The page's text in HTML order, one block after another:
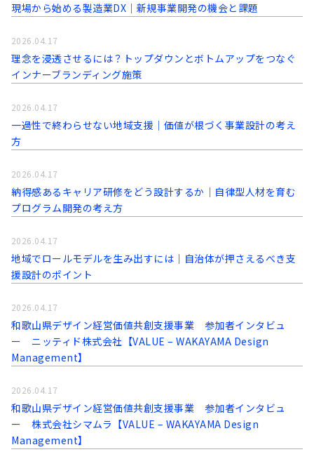
現場から始める製造業DX｜新規事業開発の機会と課題
理念を浸透させるには？トップダウンとボトムアップをつなぐ
インナーブランディング施策
2026.04.17
一過性で終わらせない地域支援｜価値が根づく事業設計の考え
方
2026.04.17
納得感あるキャリア研修をどう設計するか｜自律型人材を育む
プログラム開発の考え方
2026.04.17
地域でロールモデルを生み出すには｜自治体が押さえるべき支
援設計のポイント
2026.04.17
和歌山県デザイン経営価値共創支援事業 参加者インタビュ
ー ニッティド株式会社【VALUE – WAKAYAMA Design
Management】
2026.04.17
和歌山県デザイン経営価値共創支援事業 参加者インタビュ
ー 株式会社シマムラ【VALUE – WAKAYAMA Design
Management】
2026.04.17